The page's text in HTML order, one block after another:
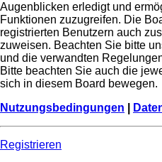
Augenblicken erledigt und
Funktionen zuzugreifen. Die
registrierten Benutzern auch
zuweisen. Beachten Sie bitte
und die verwandten
Bitte beachten Sie auch die
sich in diesem Board bewegen.
Nutzungsbedingungen
Registrieren